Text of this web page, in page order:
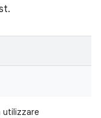
utilizzare